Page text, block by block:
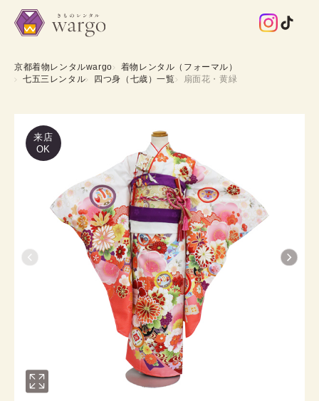
京都着物レンタルwargo
着物レンタル（フォーマル）
七五三レンタル
四つ身（七歳）一覧 扇面花・黄緑
来店
OK